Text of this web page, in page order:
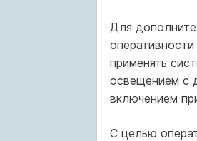
Для
применять
освещением с
включением
С целью